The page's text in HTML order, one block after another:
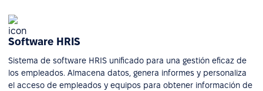
Software HRIS
Sistema de software HRIS unificado para una gestión eficaz de
los empleados. Almacena datos, genera informes y personaliza
el acceso de empleados y equipos para obtener información de